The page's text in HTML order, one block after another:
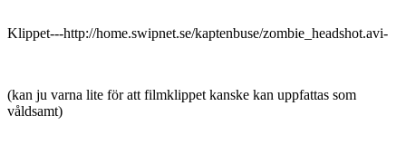
Klippet---http://home.swipnet.se/kaptenbuse/zombie_headshot.avi-
(kan ju varna lite för att filmklippet kanske kan uppfattas som
våldsamt)